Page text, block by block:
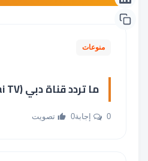
منوعات
ما تردد قناة دبي (Dubai TV) الرسمية؟
0 إجابة 0 تصويت